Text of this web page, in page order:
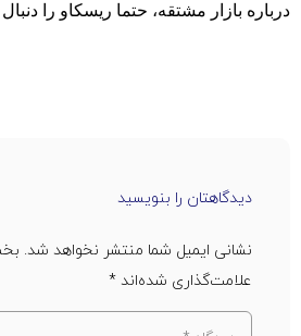
درباره بازار مشتقه، حتما ریسکاو را دنبال
دیدگاهتان را بنویسید
نشانی ایمیل شما منتشر نخواهد شد.
علامت‌گذاری شده‌اند*